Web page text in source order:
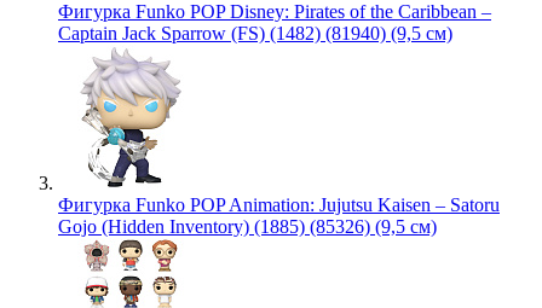
Фигурка Funko POP Disney: Pirates of the Caribbean –
Captain Jack Sparrow (FS) (1482) (81940) (9,5 см)
Фигурка Funko POP Animation: Jujutsu Kaisen – Satoru
Gojo (Hidden Inventory) (1885) (85326) (9,5 см)